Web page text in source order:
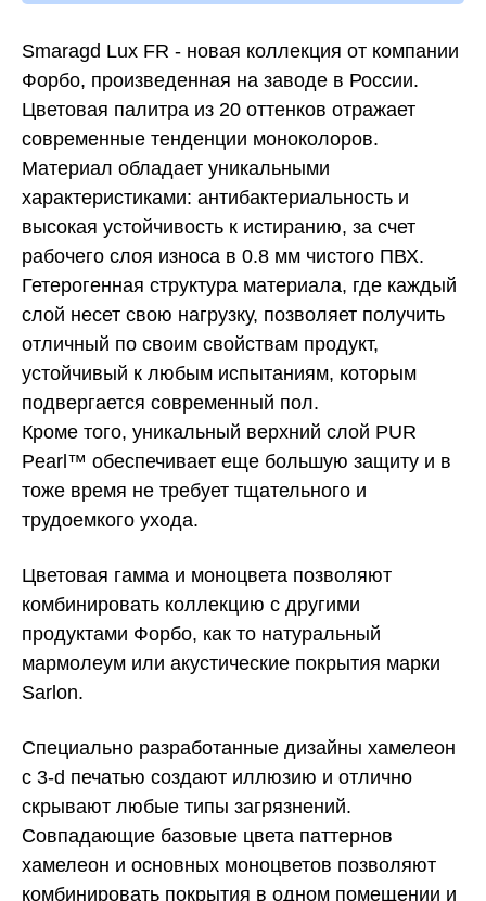
Smaragd Lux FR - новая коллекция от компании
Форбо, произведенная на заводе в России.
Цветовая палитра из 20 оттенков отражает
современные тенденции моноколоров.
Материал обладает уникальными
характеристиками: антибактериальность и
высокая устойчивость к истиранию, за счет
рабочего слоя износа в 0.8 мм чистого ПВХ.
Гетерогенная структура материала, где каждый
слой несет свою нагрузку, позволяет получить
отличный по своим свойствам продукт,
устойчивый к любым испытаниям, которым
подвергается современный пол.
Кроме того, уникальный верхний слой PUR
Pearl™ обеспечивает еще большую защиту и в
тоже время не требует тщательного и
трудоемкого ухода.
Цветовая гамма и моноцвета позволяют
комбинировать коллекцию с другими
продуктами Форбо, как то натуральный
мармолеум или акустические покрытия марки
Sarlon.
Специально разработанные дизайны хамелеон
с 3-d печатью создают иллюзию и отлично
скрывают любые типы загрязнений.
Совпадающие базовые цвета паттернов
хамелеон и основных моноцветов позволяют
комбинировать покрытия в одном помещении и